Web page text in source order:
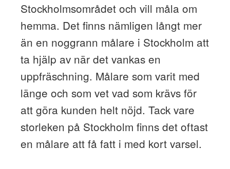
Stockholmsområdet och vill måla om
hemma. Det finns nämligen långt mer
än en noggrann målare i Stockholm att
ta hjälp av när det vankas en
uppfräschning. Målare som varit med
länge och som vet vad som krävs för
att göra kunden helt nöjd. Tack vare
storleken på Stockholm finns det oftast
en målare att få fatt i med kort varsel.